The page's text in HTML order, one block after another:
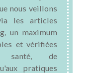
nous veillons
les articles
un maximum
et vérifiées
santé, de
pratiques